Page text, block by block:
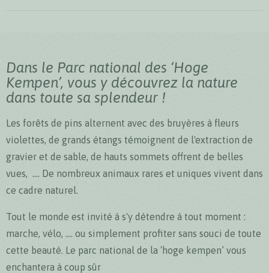
Dans le Parc national des ‘Hoge
Kempen’, vous y découvrez la nature
dans toute sa splendeur !
Les forêts de pins alternent avec des bruyères à fleurs
violettes, de grands étangs témoignent de l'extraction de
gravier et de sable, de hauts sommets offrent de belles
vues, …. De nombreux animaux rares et uniques vivent dans
ce cadre naturel.
Tout le monde est invité à s'y détendre à tout moment :
marche, vélo, .... ou simplement profiter sans souci de toute
cette beauté. Le parc national de la ‘hoge kempen’ vous
enchantera à coup sûr